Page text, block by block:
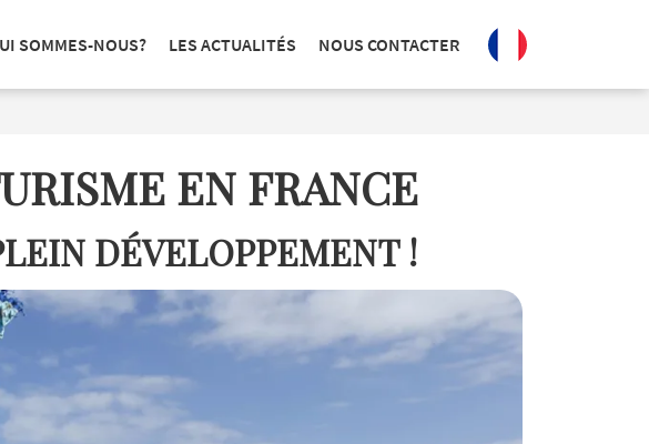
SOMMES-NOUS? LES ACTUALITÉS NOUS CONTACTER
EN FRANCE
DÉVELOPPEMENT !